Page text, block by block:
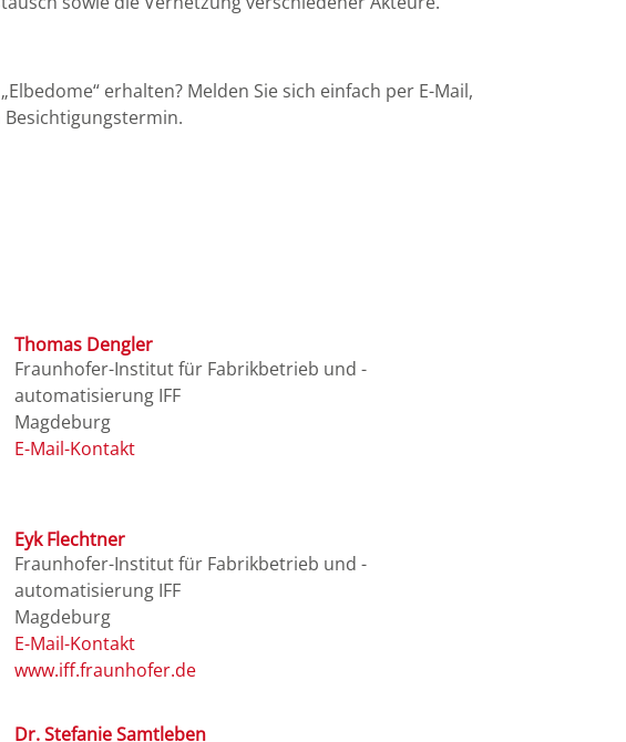
erhalten? Melden Sie sich einfach per E-Mail,
Thomas Dengler
Fraunhofer-Institut für Fabrikbetrieb und -
automatisierung IFF
Magdeburg
Eyk Flechtner
Fraunhofer-Institut für Fabrikbetrieb und -
automatisierung IFF
Magdeburg
www.iff.fraunhofer.de
Dr. Stefanie Samtleben